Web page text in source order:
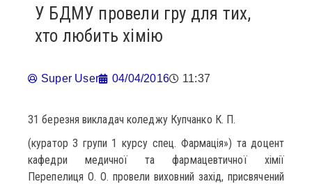
У БДМУ провели гру для тих,
хто любить хімію
Super User 04/04/2016 11:37
31 березня викладач коледжу Купчанко К. П.
(куратор 3 групи 1 курсу спец. Фармація») та доцент
кафедри медичної та фармацевтичної хімії
Перепелиця О. О. провели виховний захід, присвячений